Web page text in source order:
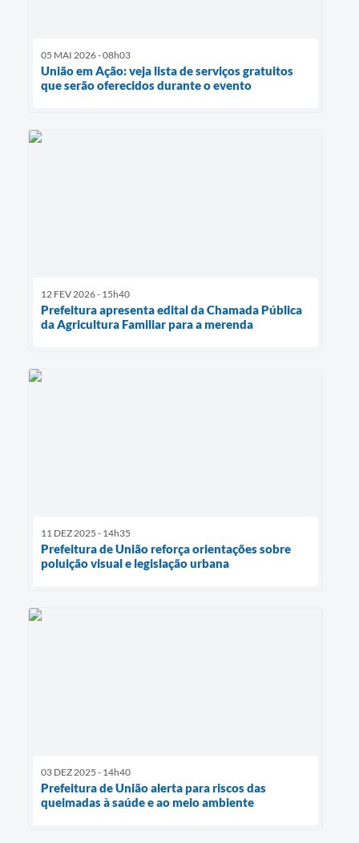
05 MAI 2026 - 08h03
União em Ação: veja lista de serviços gratuitos
que serão oferecidos durante o evento
12 FEV 2026 - 15h40
Prefeitura apresenta edital da Chamada Pública
da Agricultura Familiar para a merenda
11 DEZ 2025 - 14h35
Prefeitura de União reforça orientações sobre
poluição visual e legislação urbana
03 DEZ 2025 - 14h40
Prefeitura de União alerta para riscos das
queimadas à saúde e ao meio ambiente